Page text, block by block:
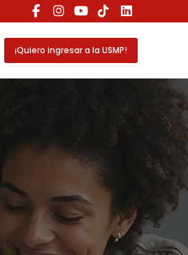
¡Quiero ingresar a la USMP!